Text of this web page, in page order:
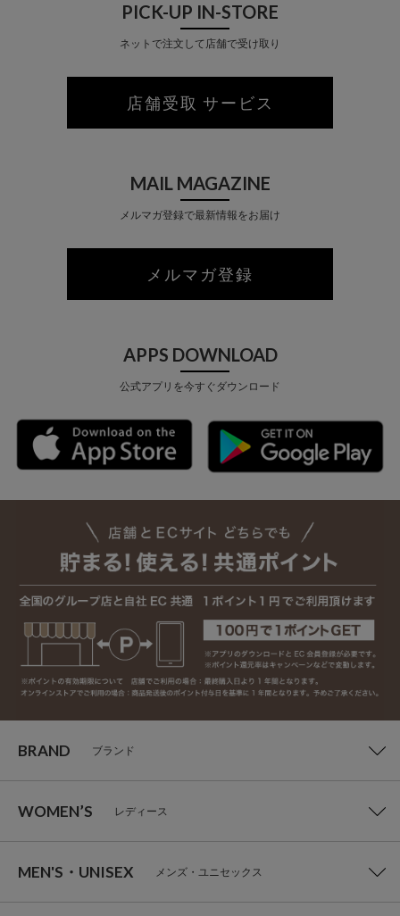
PICK-UP IN-STORE
ネットで注文して店舗で受け取り
店舗受取 サービス
MAIL MAGAZINE
メルマガ登録で最新情報をお届け
メルマガ登録
APPS DOWNLOAD
公式アプリを今すぐダウンロード
BRAND ブランド
WOMEN’S レディース
MEN'S・UNISEX メンズ・ユニセックス